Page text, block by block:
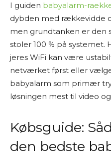
I guiden babyalarm-
dybden med rækkevidde
men grundtanken er den
stoler 100 % på systemet.
jeres WiFi kan være
netværket først eller
babyalarm som primær
løsningen mest til video
Købsguide:
den bedste